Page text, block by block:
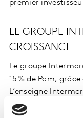
premier
LE GROUPE
CROISSANCE
Le groupe
15% de Pdm,
L’enseigne
bénéficie d’un